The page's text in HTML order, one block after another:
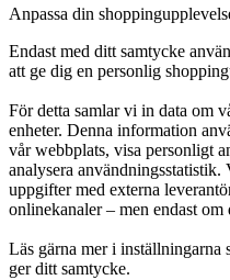
Anpassa din
Endast med ditt samtycke
att ge dig en personlig
För detta samlar vi in data om
enheter. Denna information
vår webbplats, visa personligt
analysera
uppgifter med externa
onlinekanaler – men endast om
Läs gärna mer i inställningarna
ger ditt samtycke.